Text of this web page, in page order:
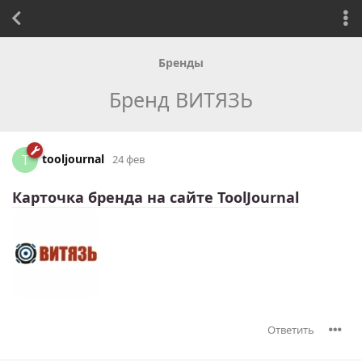
Бренды
Бренд ВИТЯЗЬ
T tooljournal 24 фев
Карточка бренда на сайте ToolJournal
Ответить